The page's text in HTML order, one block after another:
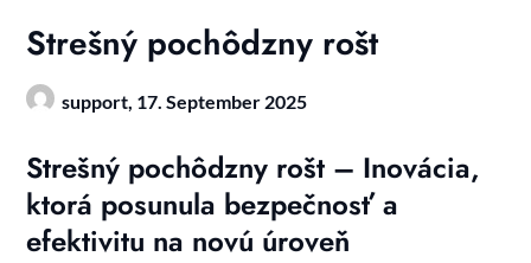
Strešný pochôdzny rošt
support, 17. September 2025
Strešný pochôdzny rošt – Inovácia,
ktorá posunula bezpečnosť a
efektivitu na novú úroveň